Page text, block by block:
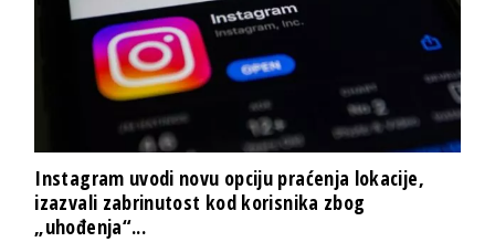
Instagram uvodi novu opciju praćenja lokacije,
izazvali zabrinutost kod korisnika zbog
„uhođenja“...